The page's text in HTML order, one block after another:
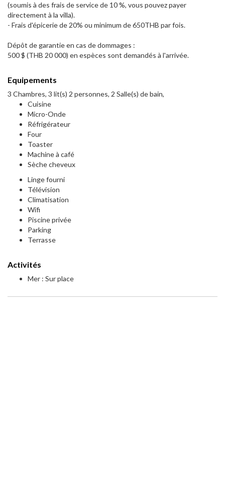
(soumis à des frais de service de 10 %, vous pouvez payer
directement à la villa).
- Frais d'épicerie de 20% ou minimum de 650THB par fois.
Dépôt de garantie en cas de dommages :
500 $ (THB 20 000) en espèces sont demandés à l'arrivée.
Equipements
3 Chambres, 3 lit(s) 2 personnes, 2 Salle(s) de bain,
Cuisine
Micro-Onde
Réfrigérateur
Four
Toaster
Machine à café
Sèche cheveux
Linge fourni
Télévision
Climatisation
Wifi
Piscine privée
Parking
Terrasse
Activités
Mer : Sur place